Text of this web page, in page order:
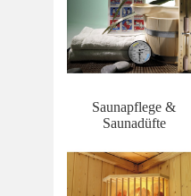
Saunapflege &
Saunadüfte